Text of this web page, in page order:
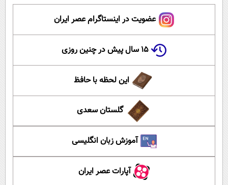
عضویت در اینستاگرام عصر ایران
۱۵ سال پیش در چنین روزی
این لحظه با حافظ
گلستان سعدی
آموزش زبان انگلیسی
آپارات عصر ایران